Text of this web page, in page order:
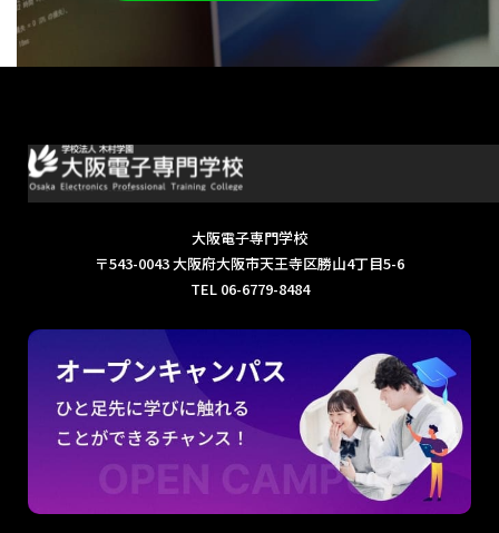
大阪電子専門学校
〒543-0043 大阪府大阪市天王寺区勝山4丁目5-6
TEL 06-6779-8484